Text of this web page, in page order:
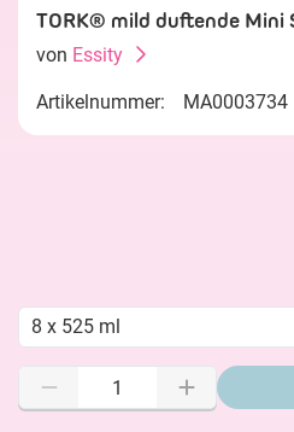
TORK® mild duftende Mini
von Essity
Artikelnummer: MA0003734
8 x 525 ml